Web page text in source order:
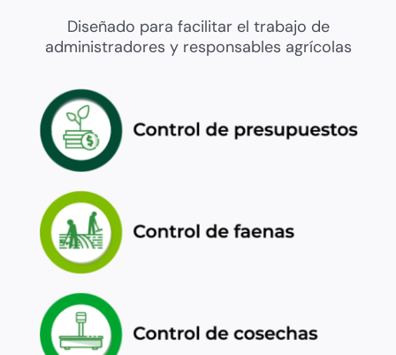
Diseñado para facilitar el trabajo de
administradores y responsables agrícolas